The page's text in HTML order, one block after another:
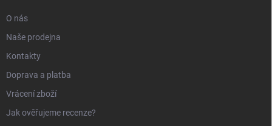
O nás
Naše prodejna
Kontakty
Doprava a platba
Vrácení zboží
Jak ověřujeme recenze?